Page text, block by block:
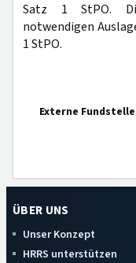
Satz 1 StPO.
notwendigen
1 StPO.
Externe
ÜBER UNS
Unser Konzept
HRRS unterstützen